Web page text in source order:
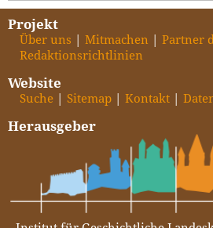
Projekt
Über uns Mitmachen
Partner
Redaktionsrichtlinien
Website
Suche Sitemap Kontakt
Herausgeber